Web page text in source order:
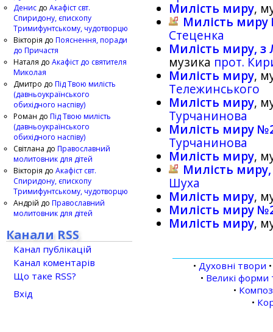
Милість миру,
Милість
Стеценка
Милість миру, з
музика прот.
Милість миру,
Тележинського
Милість миру,
Турчанинова
Милість миру
Турчанинова
Милість миру,
Милість
Шуха
Милість миру,
Милість миру
Милість миру,
• Духовні твори
• Великі форми
•
•
Денис до Акафіст свт.
Спиридону, єпископу
Тримифунтському, чудотворцю
Вікторія до Пояснення, поради
до Причастя
Наталя до Акафіст до святителя
Миколая
Дмитро до Під Твою милість
(давньоукраїнського
обихідного наспіву)
Роман до Під Твою милість
(давньоукраїнського
обихідного наспіву)
Світлана до Православний
молитовник для дітей
Вікторія до Акафіст свт.
Спиридону, єпископу
Тримифунтському, чудотворцю
Андрій до Православний
молитовник для дітей
Канали RSS
Канал публікацій
Канал коментарів
Що таке RSS?
Вхід